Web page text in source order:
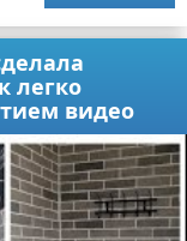
легко
видео